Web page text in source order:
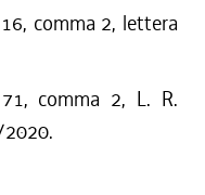
comma 2, lettera
comma 2, L. R.